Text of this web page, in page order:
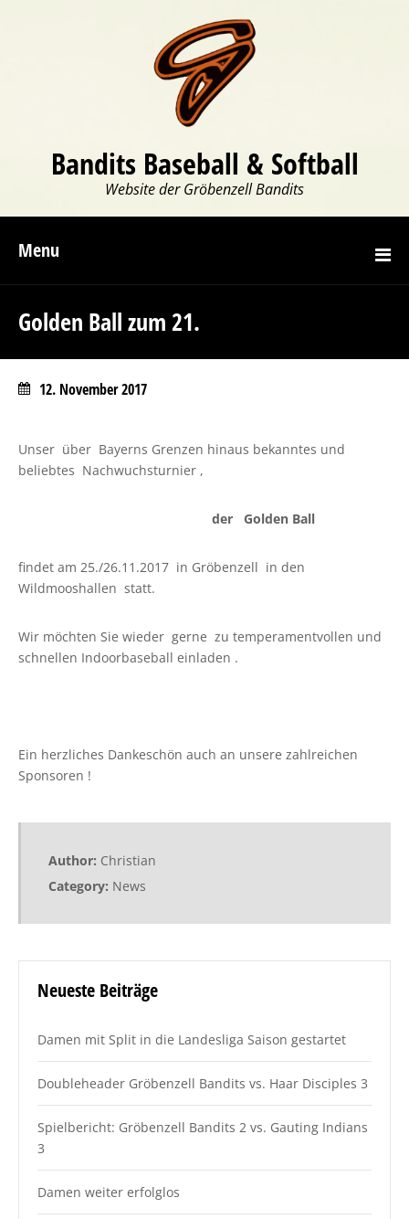
Bandits Baseball & Softball
Website der Gröbenzell Bandits
Menu
Golden Ball zum 21.
12. November 2017
Unser über Bayerns Grenzen hinaus bekanntes und
beliebtes Nachwuchsturnier ,
der Golden Ball
findet am 25./26.11.2017 in Gröbenzell in den
Wildmooshallen statt.
Wir möchten Sie wieder gerne zu temperamentvollen und
schnellen Indoorbaseball einladen .
Ein herzliches Dankeschön auch an unsere zahlreichen
Sponsoren !
Author: Christian
Category: News
Neueste Beiträge
Damen mit Split in die Landesliga Saison gestartet
Doubleheader Gröbenzell Bandits vs. Haar Disciples 3
Spielbericht: Gröbenzell Bandits 2 vs. Gauting Indians
3
Damen weiter erfolglos